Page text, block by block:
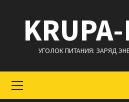
содержимому
УГОЛОК ПИТАНИЯ: ЗАРЯД
меню